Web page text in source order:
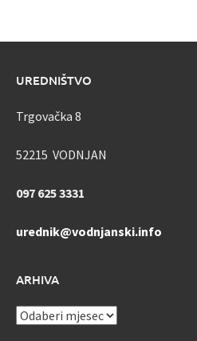
UREDNIŠTVO
Trgovačka 8
52215 VODNJAN
097 625 3331
urednik@vodnjanski.info
ARHIVA
ARHIVA